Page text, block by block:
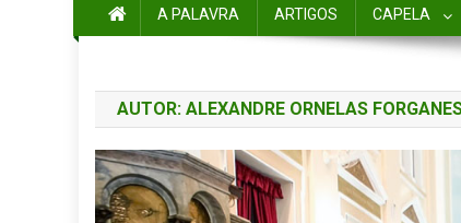
A PALAVRA ARTIGOS CAPELA
AUTOR: ALEXANDRE ORNELAS